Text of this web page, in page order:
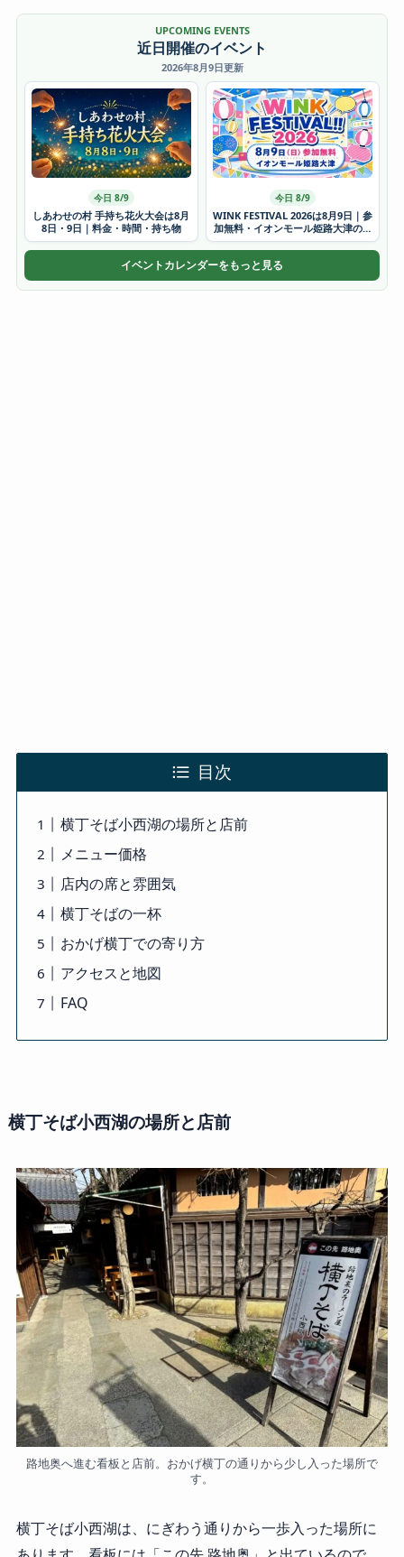
UPCOMING EVENTS
近日開催のイベント
2026年8月9日更新
今日 8/9
しあわせの村 手持ち花火大会は8月
8日・9日｜料金・時間・持ち物
今日 8/9
WINK FESTIVAL 2026は8月9日｜参
加無料・イオンモール姫路大津の時
間
イベントカレンダーをもっと見る
目次
横丁そば小西湖の場所と店前
メニュー価格
店内の席と雰囲気
横丁そばの一杯
おかげ横丁での寄り方
アクセスと地図
FAQ
横丁そば小西湖の場所と店前
路地奥へ進む看板と店前。おかげ横丁の通りから少し入った場所で
す。
横丁そば小西湖は、にぎわう通りから一歩入った場所に